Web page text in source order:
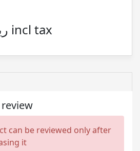
7,814,040 ریال incl tax
can be reviewed only after
it